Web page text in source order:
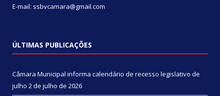
E-mail: ssbvcamara@gmail.com
ÚLTIMAS PUBLICAÇÕES
Câmara Municipal informa calendário de recesso legislativo de
julho 2 de julho de 2026